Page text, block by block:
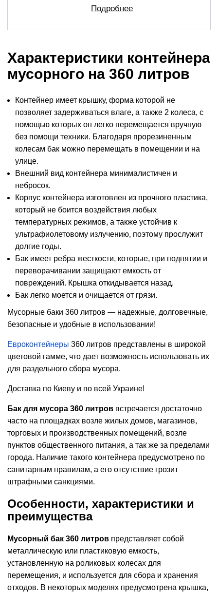
Подробнее
Характеристики контейнера
мусорного на 360 литров
Контейнер имеет крышку, форма которой не
позволяет задерживаться влаге, а также 2 колеса, с
помощью которых он легко перемещается вручную
без помощи техники. Благодаря прорезиненным
колесам бак можно перемещать в помещении и на
улице.
Внешний вид контейнера минималистичен и
небросок.
Корпус контейнера изготовлен из прочного пластика,
который не боится воздействия любых
температурных режимов, а также устойчив к
ультрафиолетовому излучению, поэтому прослужит
долгие годы.
Бак имеет ребра жесткости, которые, при поднятии и
переворачивании защищают емкость от
повреждений. Крышка откидывается назад.
Бак легко моется и очищается от грязи.
Мусорные баки 360 литров — надежные, долговечные,
безопасные и удобные в использовании!
Евроконтейнеры 360 литров представлены в широкой
цветовой гамме, что дает возможность использовать их
для раздельного сбора мусора.
Доставка по Киеву и по всей Украине!
Бак для мусора 360 литров встречается достаточно
часто на площадках возле жилых домов, магазинов,
торговых и производственных помещений, возле
пунктов общественного питания, а так же за пределами
города. Наличие такого контейнера предусмотрено по
санитарным правилам, а его отсутствие грозит
штрафными санкциями.
Особенности, характеристики и
преимущества
Мусорный бак 360 литров представляет собой
металлическую или пластиковую емкость,
установленную на роликовых колесах для
перемещения, и используется для сбора и хранения
отходов. В некоторых моделях предусмотрена крышка,